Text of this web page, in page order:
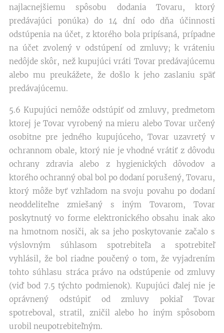
najlacnejšiemu spôsobu dodania Tovaru, ktorý
predávajúci ponúka) do 14 dní odo dňa účinnosti
odstúpenia na účet, z ktorého bola pripísaná, prípadne
na účet zvolený v odstúpení od zmluvy; k vráteniu
nedôjde skôr, než kupujúci vráti Tovar predávajúcemu
alebo mu preukážete, že došlo k jeho zaslaniu späť
predávajúcemu.
5.6 Kupujúci nemôže odstúpiť od zmluvy, predmetom
ktorej je Tovar vyrobený na mieru alebo Tovar určený
osobitne pre jedného kupujúceho, Tovar uzavretý v
ochrannom obale, ktorý nie je vhodné vrátiť z dôvodu
ochrany zdravia alebo z hygienických dôvodov a
ktorého ochranný obal bol po dodaní porušený, Tovaru,
ktorý môže byť vzhľadom na svoju povahu po dodaní
neoddeliteľne zmiešaný s iným Tovarom, Tovar
poskytnutý vo forme elektronického obsahu inak ako
na hmotnom nosiči, ak sa jeho poskytovanie začalo s
výslovným súhlasom spotrebiteľa a spotrebiteľ
vyhlásil, že bol riadne poučený o tom, že vyjadrením
tohto súhlasu stráca právo na odstúpenie od zmluvy
(viď bod 7.5 týchto podmienok). Kupujúci ďalej nie je
oprávnený odstúpiť od zmluvy pokiaľ Tovar
spotreboval, stratil, zničil alebo ho iným spôsobom
urobil neupotrebiteľným.